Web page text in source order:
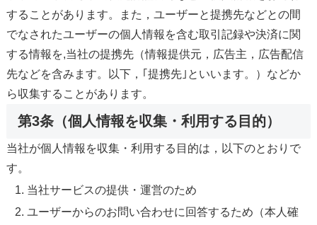
することがあります。また，ユーザーと提携先などとの間
でなされたユーザーの個人情報を含む取引記録や決済に関
する情報を,当社の提携先（情報提供元，広告主，広告配信
先などを含みます。以下，｢提携先｣といいます。）などか
ら収集することがあります。
第3条（個人情報を収集・利用する目的）
当社が個人情報を収集・利用する目的は，以下のとおりで
す。
当社サービスの提供・運営のため
ユーザーからのお問い合わせに回答するため（本人確